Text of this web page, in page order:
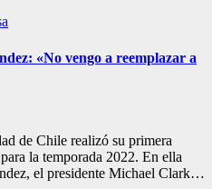
«No vengo a reemplazar a
de Chile realizó su primera
la temporada 2022. En ella
el presidente Michael Clark…